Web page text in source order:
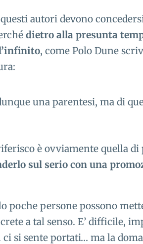
autori devono
dietro alla presunta
, come Polo Dune
una parentesi, ma di
è ovviamente quella di
sul serio con una
poche persone possono
a tal senso. E’ difficile,
ci si sente portati… ma la